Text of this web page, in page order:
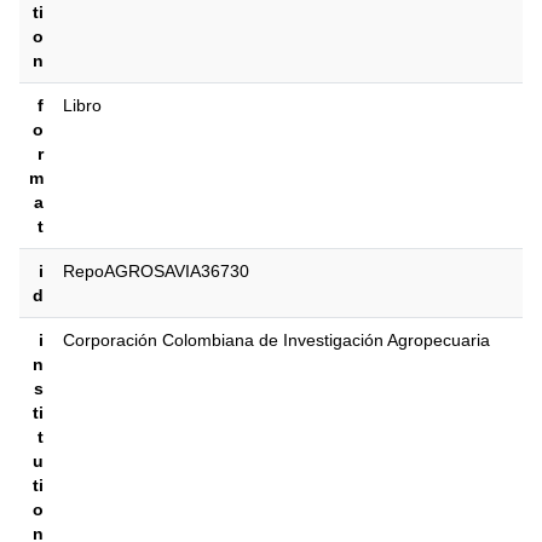
ti
o
n
f
o
r
m
a
t
Libro
i
d
RepoAGROSAVIA36730
i
n
s
ti
t
u
ti
o
n
Corporación Colombiana de Investigación Agropecuaria